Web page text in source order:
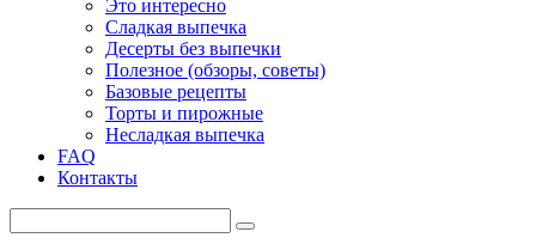
Это интересно
Сладкая выпечка
Десерты без выпечки
Полезное (обзоры, советы)
Базовые рецепты
Торты и пирожные
Несладкая выпечка
FAQ
Контакты